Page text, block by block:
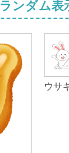
ランダム表
ウサ